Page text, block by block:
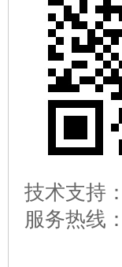
技术支持
服务热线